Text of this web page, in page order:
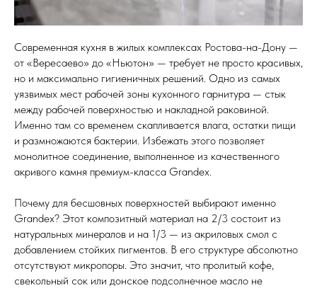
Для кухни и домашнего бара
Мангальные зоны
Столешницы для барбекю
Кухонная техника
Подбор под столешницу
Разделочные доски
Аксессуары из камня
Современная кухня в жилых комплексах Ростова-на-Дону —
от «Вересаево» до «Ньютон» — требует не просто красивых,
но и максимально гигиеничных решений. Одно из самых
уязвимых мест рабочей зоны кухонного гарнитура — стык
между рабочей поверхностью и накладной раковиной.
Именно там со временем скапливается влага, остатки пищи
и размножаются бактерии. Избежать этого позволяет
монолитное соединение, выполненное из качественного
акривого камня премиум-класса Grandex.
Почему для бесшовных поверхностей выбирают именно
Grandex? Этот композитный материал на 2/3 состоит из
натуральных минералов и на 1/3 — из акриловых смол с
добавлением стойких пигментов. В его структуре абсолютно
отсутствуют микропоры. Это значит, что пролитый кофе,
свекольный сок или донское подсолнечное масло не